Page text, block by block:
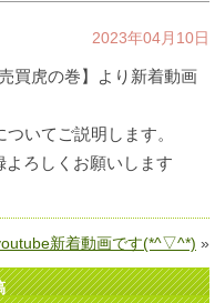
2023年04月10日
買虎の巻】より新着動画
ついてご説明します。
ろしくお願いします
新着動画です(*^▽^*) »